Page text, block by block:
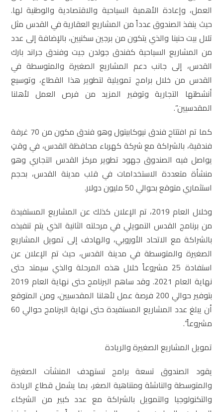
العمل، وإعادة الأهمية السياحية والاقتصادية والوطنية لها.
حيث ينفذ الصندوق عدداً من المشاريع العقارية في القدس مثل
تلال بيت حنينا والذي يتكون من برجين سكنيين، بالإضافة إلى عدد
من المشاريع السياحية كفندق جولدن جيت وفندق جراند بارك
القدس، إلى جانب دعم المشاريع الصغيرة والمتوسطة في
القدس من خلال برامج تمويلية لتطوير هذا القطاع، وتوسيع
أنشطتها التجارية وتوفير المزيد من فرص العمل لأهلنا
المقدسيين”.
كما تم افتتاح فندق نيوكابيتول وهو فندق مكون من 70 غرفة
فندقية، بالشراكة مع شركة كهرباء محافظة القدس، في وقتٍ
يواصل فيه الصندوق جهود تطوير مركز القدس التجاري وهو
منشأة متعددة الاستخدامات في قلب مدينة القدس، بحجم
استثماري متوقع بحوالي 50 مليون دولار.
وخلال العام 2019، تم الإعلان كذلك عن المشاريع المستفيدة
من برنامج القدس التمويلي في مرحلته الثانية الذي يتم تنفيذه
بالشراكة مع الاتحاد الأوروبي، والهادف إلى تمويل المشاريع
الصغيرة والمتوسطة في مدينة القدس، حيث تم الإعلان عن
استفادة 25 مشروعاً خلال هذه المرحلة والذي سيمتد حتى
نهاية العام 2021. وقد ساهم البرنامج حتى نهاية العام 2019
بتوفير حوالي 200 فرصة عمل لأهلنا المقدسيين، ومن المتوقع
أن يبلغ عدد المشاريع المستفيدة حتى نهاية البرنامج حوالي 60
مشروعاً”.
تمويل المشاريع الصغيرة والريادة
يقود الصندوق تسعة برامج تستهدف المنشآت الصغيرة
والمتوسطة والناشئة ومتناهية الصغر، بما يشمل قطاع الريادة
والتكنولوجيا والتمويل بالشراكة مع عدد كبير من الشركاء